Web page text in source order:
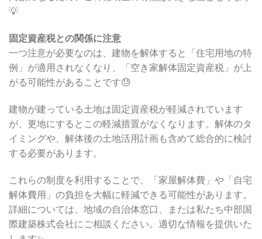
💡
固定資産税との関係に注意
一つ注意が必要なのは、建物を解体すると「住宅用地の特
例」が適用されなくなり、「空き家解体固定資産税」が上
がる可能性があることです😓
建物が建っている土地は固定資産税が軽減されています
が、更地にするとこの軽減措置がなくなります。解体のタ
イミングや、解体後の土地活用計画も含めて総合的に検討
する必要があります。
これらの制度を利用することで、「家屋解体費」や「自宅
解体費用」の負担を大幅に軽減できる可能性があります。
詳細については、地域の自治体窓口、または私たち中部国
際建築株式会社にご相談ください。適切な情報を提供いた